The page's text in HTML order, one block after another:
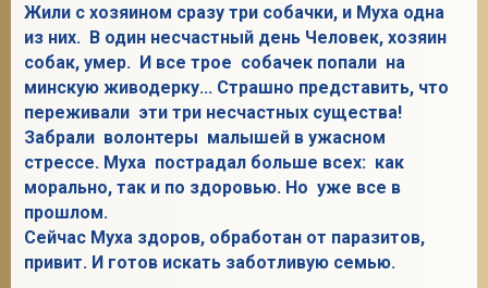
Жили с хозяином сразу три собачки, и Муха одна
из них. В один несчастный день Человек, хозяин
собак, умер. И все трое собачек попали на
минскую живодерку... Страшно представить, что
переживали эти три несчастных существа!
Забрали волонтеры малышей в ужасном
стрессе. Муха пострадал больше всех: как
морально, так и по здоровью. Но уже все в
прошлом.
Сейчас Муха здоров, обработан от паразитов,
привит. И готов искать заботливую семью.